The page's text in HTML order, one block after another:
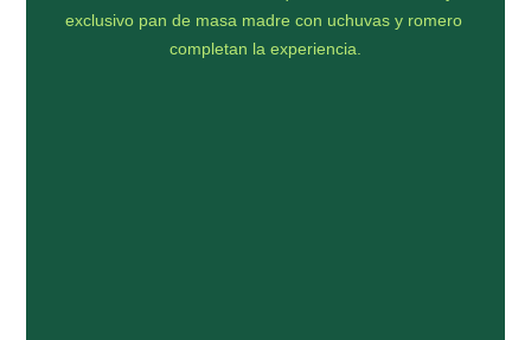
exclusivo pan de masa madre con uchuvas y romero
completan la experiencia.